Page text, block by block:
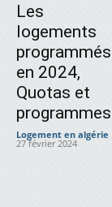
Les
logements
programmés
en 2024,
Quotas et
programmes
Logement en algérie
27 février 2024